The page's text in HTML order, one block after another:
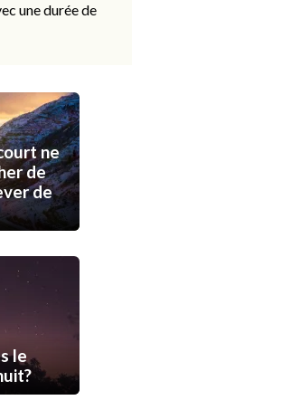
une durée de
ne
de
de
le